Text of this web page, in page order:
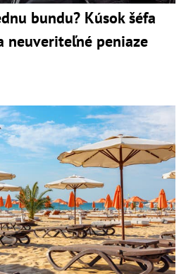
bundu? Kúsok šéfa
neuveriteľné peniaze